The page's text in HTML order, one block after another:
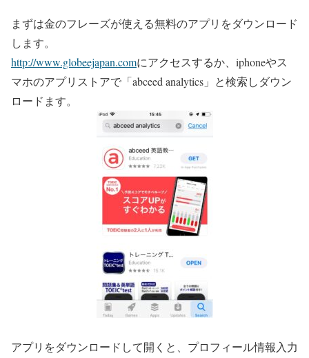
まずは金のフレーズが使える無料のアプリをダウンロード
します。
http://www.globeejapan.comにアクセスするか、iphoneやス
マホのアプリストアで「abceed analytics」と検索しダウン
ロードます。
アプリをダウンロードして開くと、プロフィール情報入力